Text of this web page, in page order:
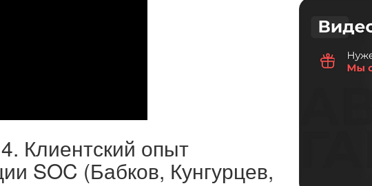
Клиентский опыт
SOC (Бабков, Кунгурцев,